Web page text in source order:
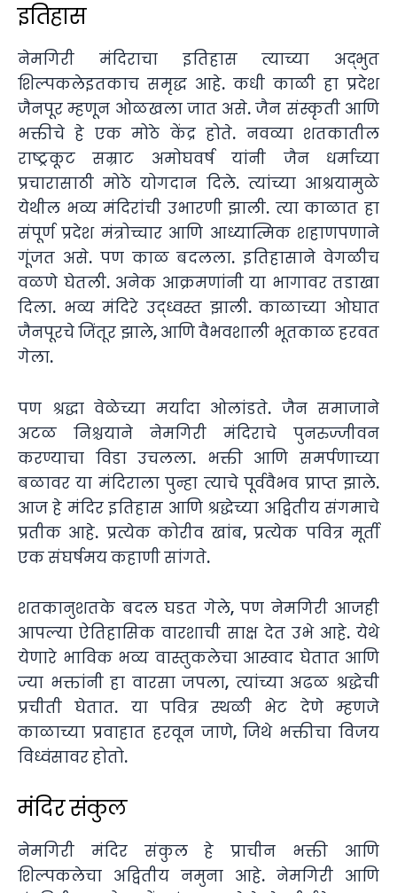
इतिहास
नेमगिरी मंदिराचा इतिहास त्याच्या अद्भुत
शिल्पकलेइतकाच समृद्ध आहे. कधी काळी हा प्रदेश
जैनपूर म्हणून ओळखला जात असे. जैन संस्कृती आणि
भक्तीचे हे एक मोठे केंद्र होते. नवव्या शतकातील
राष्ट्रकूट सम्राट अमोघवर्ष यांनी जैन धर्माच्या
प्रचारासाठी मोठे योगदान दिले. त्यांच्या आश्रयामुळे
येथील भव्य मंदिरांची उभारणी झाली. त्या काळात हा
संपूर्ण प्रदेश मंत्रोच्चार आणि आध्यात्मिक शहाणपणाने
गूंजत असे. पण काळ बदलला. इतिहासाने वेगळीच
वळणे घेतली. अनेक आक्रमणांनी या भागावर तडाखा
दिला. भव्य मंदिरे उद्ध्वस्त झाली. काळाच्या ओघात
जैनपूरचे जिंतूर झाले, आणि वैभवशाली भूतकाळ हरवत
गेला.
पण श्रद्धा वेळेच्या मर्यादा ओलांडते. जैन समाजाने
अटळ निश्चयाने नेमगिरी मंदिराचे पुनरुज्जीवन
करण्याचा विडा उचलला. भक्ती आणि समर्पणाच्या
बळावर या मंदिराला पुन्हा त्याचे पूर्ववैभव प्राप्त झाले.
आज हे मंदिर इतिहास आणि श्रद्धेच्या अद्वितीय संगमाचे
प्रतीक आहे. प्रत्येक कोरीव खांब, प्रत्येक पवित्र मूर्ती
एक संघर्षमय कहाणी सांगते.
शतकानुशतके बदल घडत गेले, पण नेमगिरी आजही
आपल्या ऐतिहासिक वारशाची साक्ष देत उभे आहे. येथे
येणारे भाविक भव्य वास्तुकलेचा आस्वाद घेतात आणि
ज्या भक्तांनी हा वारसा जपला, त्यांच्या अढळ श्रद्धेची
प्रचीती घेतात. या पवित्र स्थळी भेट देणे म्हणजे
काळाच्या प्रवाहात हरवून जाणे, जिथे भक्तीचा विजय
विध्वंसावर होतो.
मंदिर संकुल
नेमगिरी मंदिर संकुल हे प्राचीन भक्ती आणि
शिल्पकलेचा अद्वितीय नमुना आहे. नेमगिरी आणि